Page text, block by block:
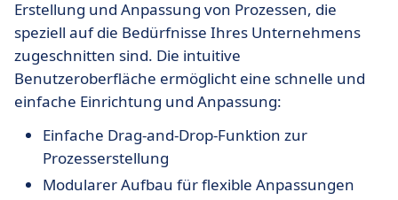
Erstellung und Anpassung von Prozessen, die
speziell auf die Bedürfnisse Ihres Unternehmens
zugeschnitten sind. Die intuitive
Benutzeroberfläche ermöglicht eine schnelle und
einfache Einrichtung und Anpassung:
Einfache Drag-and-Drop-Funktion zur
Prozesserstellung
Modularer Aufbau für flexible Anpassungen